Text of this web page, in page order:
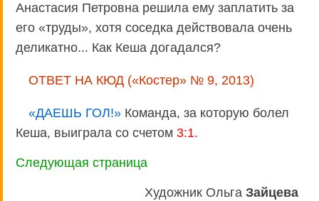
Анастасия Петровна решила ему заплатить за
его «труды», хотя соседка действовала очень
деликатно... Как Кеша догадался?
ОТВЕТ НА КЮД («Костер» № 9, 2013)
«ДАЕШЬ ГОЛ!» Команда, за которую болел
Кеша, выиграла со счетом 3:1.
Следующая страница
Художник Ольга Зайцева